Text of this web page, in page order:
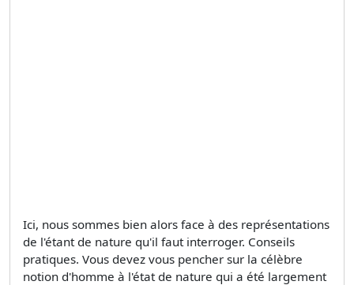
Ici, nous sommes bien alors face à des représentations
de l'étant de nature qu'il faut interroger. Conseils
pratiques. Vous devez vous pencher sur la célèbre
notion d'homme à l'état de nature qui a été largement